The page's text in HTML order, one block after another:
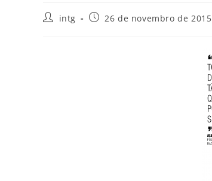
intg 26 de novembro de 2015